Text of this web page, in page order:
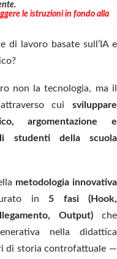
le istruzioni in fondo alla
di lavoro basate sull’IA e
non la tecnologia, ma il
cuisviluppare
argomentazione e
studenti della scuola
metodologia innovativa
in 5 fasi (Hook,
Output)che
nella didattica
di storia controfattuale —